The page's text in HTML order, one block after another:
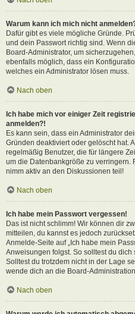
Warum kann ich mich nicht
Dafür gibt es viele mögliche Gründe.
und dein Passwort richtig sind. Wenn
Board-Administrator, um
ebenfalls möglich, dass ein
welches ein Administrator lösen muss.
Nach oben
Ich habe mich vor einiger Zeit
anmelden?!
Es kann sein, dass ein Administrator
Gründen deaktiviert oder gelöscht hat.
regelmäßig Benutzer, die für längere
um die Datenbankgröße zu verringern.
nimm aktiv an den Diskussionen teil!
Nach oben
Ich habe mein Passwort vergessen!
Das ist nicht schlimm! Wir können dir
mitteilen, du kannst es jedoch
Anmelde-Seite auf „Ich habe mein
Anweisungen folgst. So solltest du
Solltest du trotzdem nicht in der Lage
wende dich an die Board-Administration.
Nach oben